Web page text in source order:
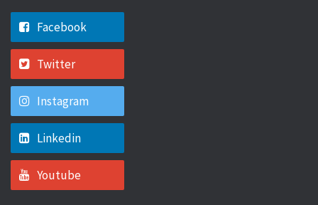
Facebook
Twitter
Instagram
Linkedin
Youtube